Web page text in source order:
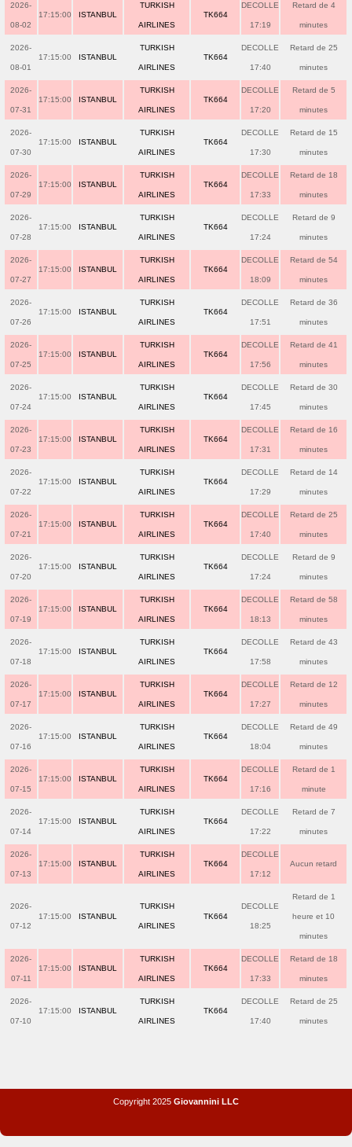
2026-
08-02
17:15:00 ISTANBUL
TURKISH
AIRLINES
TK664
DECOLLE
17:19
Retard de 4
minutes
2026-
08-01
17:15:00 ISTANBUL
TURKISH
AIRLINES
TK664
DECOLLE
17:40
Retard de 25
minutes
2026-
07-31
17:15:00 ISTANBUL
TURKISH
AIRLINES
TK664
DECOLLE
17:20
Retard de 5
minutes
2026-
07-30
17:15:00 ISTANBUL
TURKISH
AIRLINES
TK664
DECOLLE
17:30
Retard de 15
minutes
2026-
07-29
17:15:00 ISTANBUL
TURKISH
AIRLINES
TK664
DECOLLE
17:33
Retard de 18
minutes
2026-
07-28
17:15:00 ISTANBUL
TURKISH
AIRLINES
TK664
DECOLLE
17:24
Retard de 9
minutes
2026-
07-27
17:15:00 ISTANBUL
TURKISH
AIRLINES
TK664
DECOLLE
18:09
Retard de 54
minutes
2026-
07-26
17:15:00 ISTANBUL
TURKISH
AIRLINES
TK664
DECOLLE
17:51
Retard de 36
minutes
2026-
07-25
17:15:00 ISTANBUL
TURKISH
AIRLINES
TK664
DECOLLE
17:56
Retard de 41
minutes
2026-
07-24
17:15:00 ISTANBUL
TURKISH
AIRLINES
TK664
DECOLLE
17:45
Retard de 30
minutes
2026-
07-23
17:15:00 ISTANBUL
TURKISH
AIRLINES
TK664
DECOLLE
17:31
Retard de 16
minutes
2026-
07-22
17:15:00 ISTANBUL
TURKISH
AIRLINES
TK664
DECOLLE
17:29
Retard de 14
minutes
2026-
07-21
17:15:00 ISTANBUL
TURKISH
AIRLINES
TK664
DECOLLE
17:40
Retard de 25
minutes
2026-
07-20
17:15:00 ISTANBUL
TURKISH
AIRLINES
TK664
DECOLLE
17:24
Retard de 9
minutes
2026-
07-19
17:15:00 ISTANBUL
TURKISH
AIRLINES
TK664
DECOLLE
18:13
Retard de 58
minutes
2026-
07-18
17:15:00 ISTANBUL
TURKISH
AIRLINES
TK664
DECOLLE
17:58
Retard de 43
minutes
2026-
07-17
17:15:00 ISTANBUL
TURKISH
AIRLINES
TK664
DECOLLE
17:27
Retard de 12
minutes
2026-
07-16
17:15:00 ISTANBUL
TURKISH
AIRLINES
TK664
DECOLLE
18:04
Retard de 49
minutes
2026-
07-15
17:15:00 ISTANBUL
TURKISH
AIRLINES
TK664
DECOLLE
17:16
Retard de 1
minute
2026-
07-14
17:15:00 ISTANBUL
TURKISH
AIRLINES
TK664
DECOLLE
17:22
Retard de 7
minutes
2026-
07-13
17:15:00 ISTANBUL
TURKISH
AIRLINES
TK664
DECOLLE
17:12
Aucun retard
2026-
07-12
17:15:00 ISTANBUL
TURKISH
AIRLINES
TK664
DECOLLE
18:25
Retard de 1
heure et 10
minutes
2026-
07-11
17:15:00 ISTANBUL
TURKISH
AIRLINES
TK664
DECOLLE
17:33
Retard de 18
minutes
2026-
07-10
17:15:00 ISTANBUL
TURKISH
AIRLINES
TK664
DECOLLE
17:40
Retard de 25
minutes
Copyright 2025 Giovannini LLC